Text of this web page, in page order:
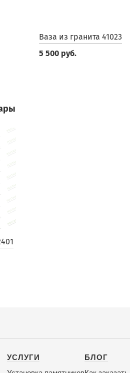
Ваза из гранита 41023
5 500 руб.
УСЛУГИ
БЛОГ